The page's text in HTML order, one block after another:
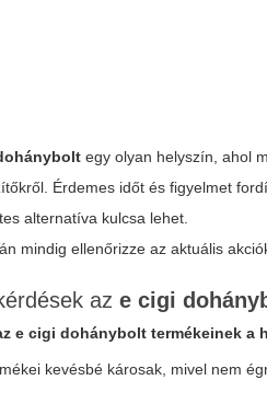
egy olyan helyszín, ahol
Érdemes időt és figyelmet
alternatíva kulcsa lehet.
mindig ellenőrizze az aktuális
aze cigi
e cigi dohánybolt termékeinek a
kevésbé károsak, mivel nem